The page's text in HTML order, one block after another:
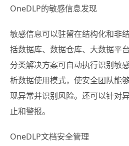
OneDLP的敏感信息发现
敏感信息可以驻留在结构化和非
括数据库、数据仓库、大数据平
分类解决方案可自动执行识别敏
析数据使用模式，使安全团队能
现异常并识别风险。还可以针对
止和警报。
OneDLP文档安全管理